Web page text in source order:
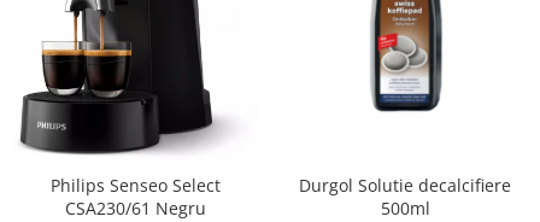
Illy Iperespresso
Nespresso Professional
Cremesso
Cafissimo
Cafea macinata
Philips Senseo Select
CSA230/61 Negru
Durgol Solutie decalcifiere
500ml